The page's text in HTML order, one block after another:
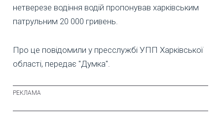
нетверезе водіння водій пропонував харківським
патрульним 20 000 гривень.
Про це повідомили у пресслужбі УПП Харківської
області, передає "Думка".